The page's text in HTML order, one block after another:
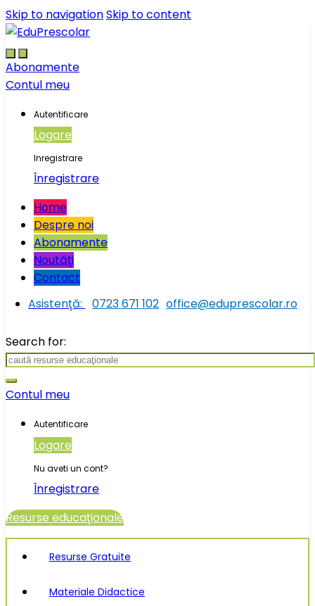
Skip to navigationSkip to content
Abonamente
Contul meu
Autentificare
Logare
Inregistrare
Înregistrare
Home
Despre noi
Abonamente
Noutăţi
Contact
Asistenţă:
0723 671 102 office@eduprescolar.ro
Search for:
Contul meu
Autentificare
Logare
Nu aveti un cont?
Înregistrare
Resurse educaţionale
Resurse Gratuite
Materiale Didactice